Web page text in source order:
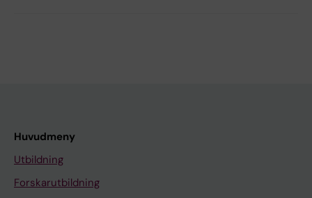
Huvudmeny
Utbildning
Forskarutbildning